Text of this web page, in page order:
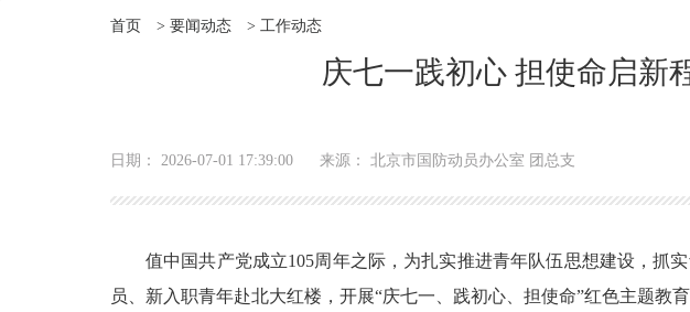
首页 > 要闻动态 > 工作动态
庆七一践初心 担使命启
日期： 2026-07-01 17:39:00 来源： 北京市国防动员办公室 团总支
值中国共产党成立105周年之际，为扎实推进青年队伍思想建设，抓
员、新入职青年赴北大红楼，开展“庆七一、践初心、担使命”红色主题教